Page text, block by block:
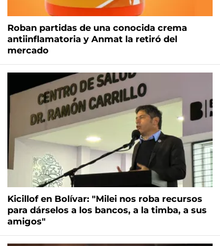
Roban partidas de una conocida crema
antiinflamatoria y Anmat la retiró del
mercado
Kicillof en Bolívar: "Milei nos roba recursos
para dárselos a los bancos, a la timba, a sus
amigos"